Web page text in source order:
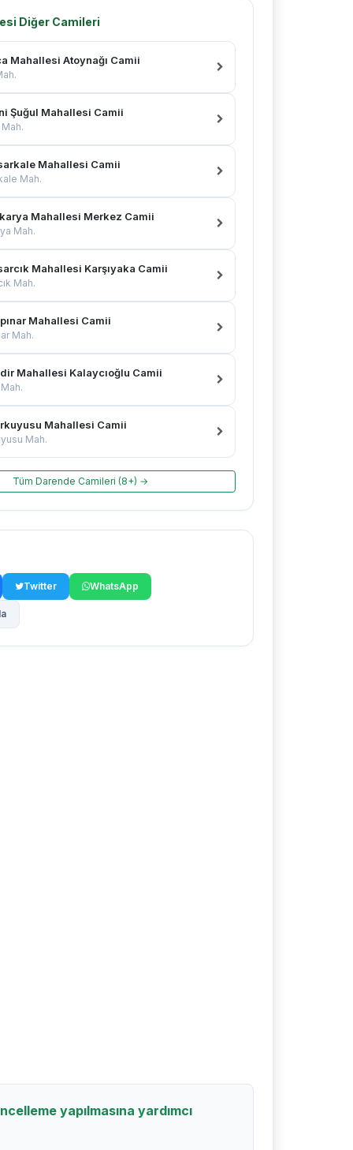
Diğer Camileri
Mahallesi Atoynağı Camii
Şuğul Mahallesi Camii
Mahallesi Camii
Mah.
Mahallesi Merkez Camii
Mah.
Mahallesi Karşıyaka Camii
Mah.
Mahallesi Camii
Mah.
Mahallesi Kalaycıoğlu Camii
Mahallesi Camii
Mah.
Tüm Darende Camileri (8+) →
Twitter WhatsApp
yapılmasına yardımcı